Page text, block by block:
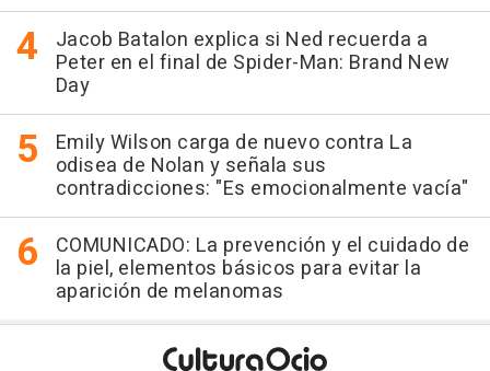
Jacob Batalon explica si Ned recuerda a
Peter en el final de Spider-Man: Brand New
Day
Emily Wilson carga de nuevo contra La
odisea de Nolan y señala sus
contradicciones: "Es emocionalmente vacía"
COMUNICADO: La prevención y el cuidado de
la piel, elementos básicos para evitar la
aparición de melanomas